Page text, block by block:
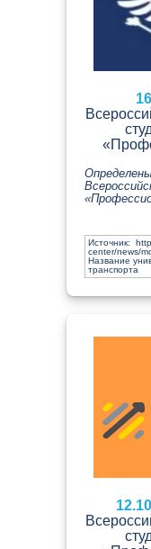
Источник:
center/news/
Название
транспорта